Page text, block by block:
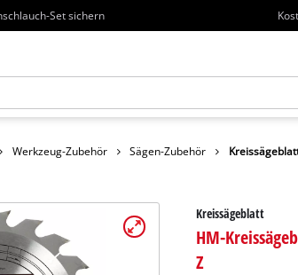
Set sichern
Werkzeug-Zubehör Sägen-Zubehör
Kreissägeblatt
HM-
Z